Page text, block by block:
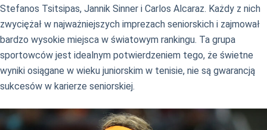
Stefanos Tsitsipas, Jannik Sinner i Carlos Alcaraz. Każdy z nich
zwyciężał w najważniejszych imprezach seniorskich i zajmował
bardzo wysokie miejsca w światowym rankingu. Ta grupa
sportowców jest idealnym potwierdzeniem tego, że świetne
wyniki osiągane w wieku juniorskim w tenisie, nie są gwarancją
sukcesów w karierze seniorskiej.